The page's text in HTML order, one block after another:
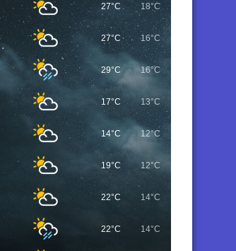
27°C 18°C
27°C 16°C
29°C 16°C
17°C 13°C
14°C 12°C
19°C 12°C
22°C 14°C
22°C 14°C